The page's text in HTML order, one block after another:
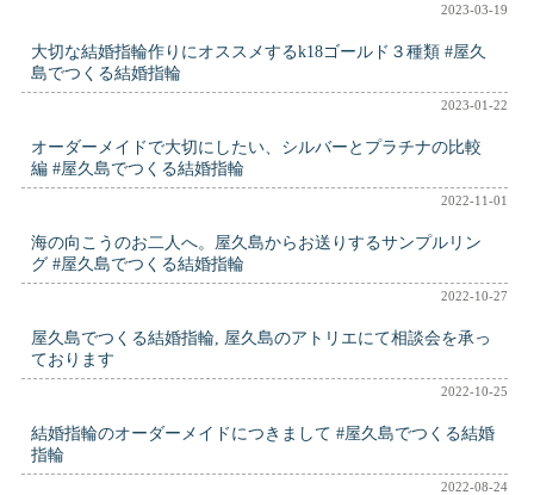
2023-03-19
大切な結婚指輪作りにオススメするk18ゴールド３種類 #屋久
島でつくる結婚指輪
2023-01-22
オーダーメイドで大切にしたい、シルバーとプラチナの比較
編 #屋久島でつくる結婚指輪
2022-11-01
海の向こうのお二人へ。屋久島からお送りするサンプルリン
グ #屋久島でつくる結婚指輪
2022-10-27
屋久島でつくる結婚指輪, 屋久島のアトリエにて相談会を承っ
ております
2022-10-25
結婚指輪のオーダーメイドにつきまして #屋久島でつくる結婚
指輪
2022-08-24